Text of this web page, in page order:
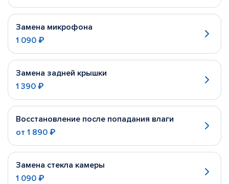
Замена микрофона
1 090 ₽
Замена задней крышки
1 390 ₽
Восстановление после попадания влаги
от 1 890 ₽
Замена стекла камеры
1 090 ₽